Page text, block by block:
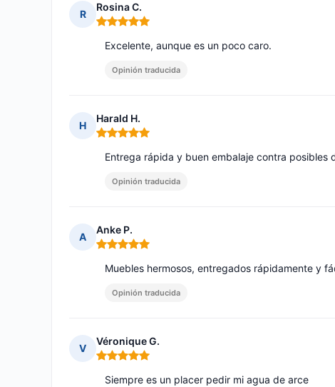
R
Rosina C.
Nota: 5 de 5
Excelente, aunque es un poco caro.
Opinión traducida
H
Harald H.
Nota: 5 de 5
Entrega rápida y buen embalaje contra posibles
Opinión traducida
A
Anke P.
Nota: 5 de 5
Muebles hermosos, entregados rápidamente y
Opinión traducida
V
Véronique G.
Nota: 5 de 5
Siempre es un placer pedir mi agua de arce